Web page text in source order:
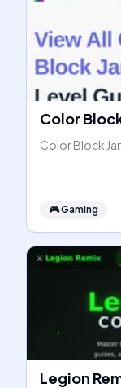
Color
Color Block
🎮Gaming
Legion